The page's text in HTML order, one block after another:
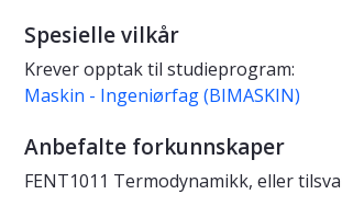
Spesielle vilkår
Krever opptak til studieprogram:
Maskin - Ingeniørfag (BIMASKIN)
Anbefalte forkunnskaper
FENT1011 Termodynamikk, eller